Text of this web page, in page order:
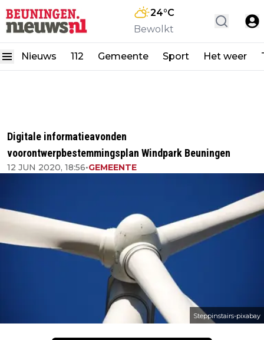
24°C
Bewolkt
Nieuws 112 Gemeente Sport Het weer
Digitale informatieavonden
voorontwerpbestemmingsplan Windpark Beuningen
12 JUN 2020, 18:56•GEMEENTE
Steppinstairs-pixabay